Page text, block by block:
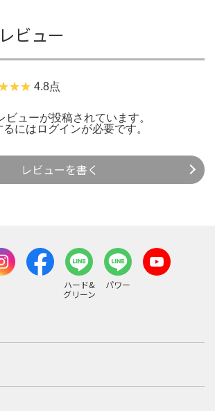
ビュー
4.8点
ューが投稿されています。
るには ログインが必要です。
レビューを書く
ハード&
グリーン
パワー